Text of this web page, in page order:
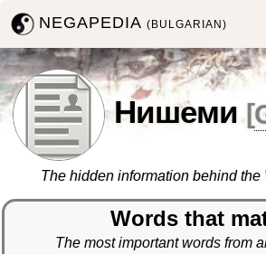
NEGAPEDIA(BULGARIAN)
Нишеми [
The hidden information behind the
Words that
The most important words from